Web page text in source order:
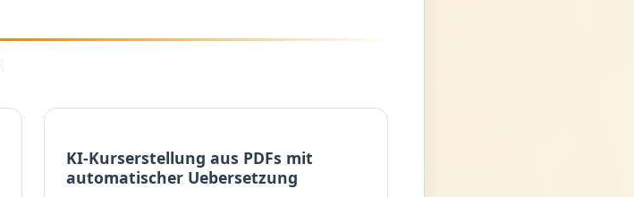
KI-Kurserstellung aus PDFs mit
automatischer Uebersetzung